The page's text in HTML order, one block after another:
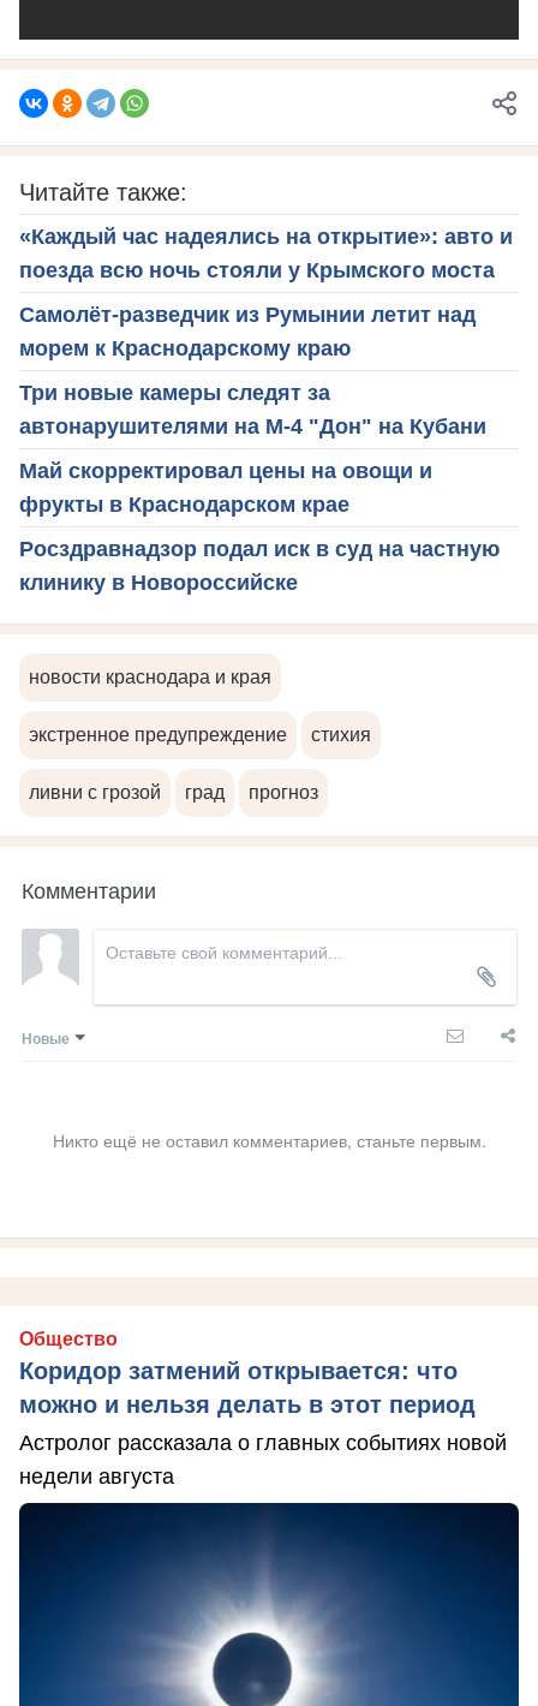
Читайте также:
«Каждый час надеялись на открытие»: авто и
поезда всю ночь стояли у Крымского моста
Самолёт-разведчик из Румынии летит над
морем к Краснодарскому краю
Три новые камеры следят за
автонарушителями на М-4 "Дон" на Кубани
Май скорректировал цены на овощи и
фрукты в Краснодарском крае
Росздравнадзор подал иск в суд на частную
клинику в Новороссийске
новости краснодара и края
экстренное предупреждение стихия
ливни с грозой град прогноз
Комментарии
Новые
Никто ещё не оставил комментариев, станьте первым.
Общество
Коридор затмений открывается: что
можно и нельзя делать в этот период
Астролог рассказала о главных событиях новой
недели августа